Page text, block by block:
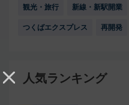
観光・旅行 新線・新駅開業
つくばエクスプレス 再開発
人気ランキング